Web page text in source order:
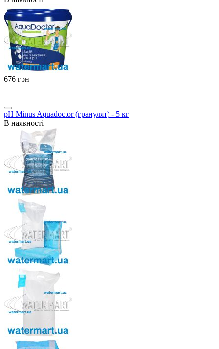
‍676‍ грн
pH Minus Aquadoctor (гранулят) - 5 кг
В наявності